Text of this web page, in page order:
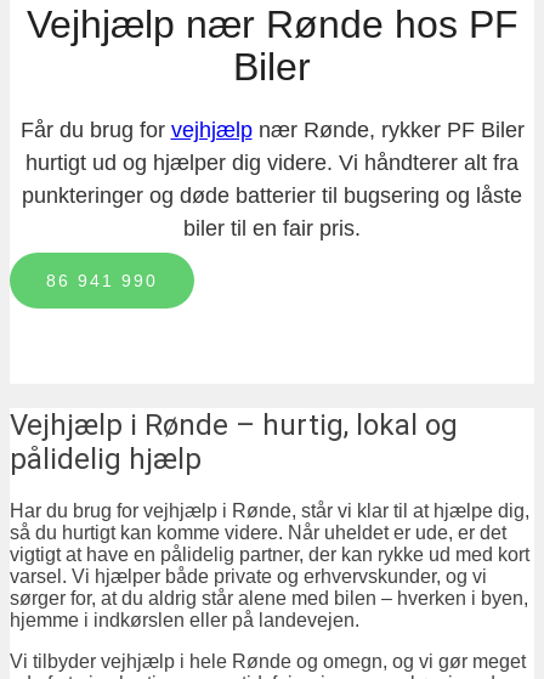
vejhjælp nær Rønde hos PF
Biler
Får du brug for vejhjælpnær Rønde, rykker PF Biler
hurtigt ud og hjælper dig videre. Vi håndterer alt fra
punkteringer og døde batterier til bugsering og låste
biler til en fair pris.
86 941 990
vejhjælp i Rønde – hurtig, lokal og
pålidelig hjælp
Har du brug for vejhjælp i Rønde, står vi klar til at hjælpe dig,
så du hurtigt kan komme videre. Når uheldet er ude, er det
vigtigt at have en pålidelig partner, der kan rykke ud med kort
varsel. Vi hjælper både private og erhvervskunder, og vi
sørger for, at du aldrig står alene med bilen – hverken i byen,
hjemme i indkørslen eller på landevejen.
Vi tilbyder vejhjælp i hele Rønde og omegn, og vi gør meget